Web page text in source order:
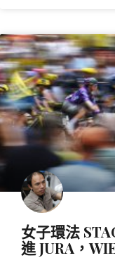
女子環法
進 JURA，